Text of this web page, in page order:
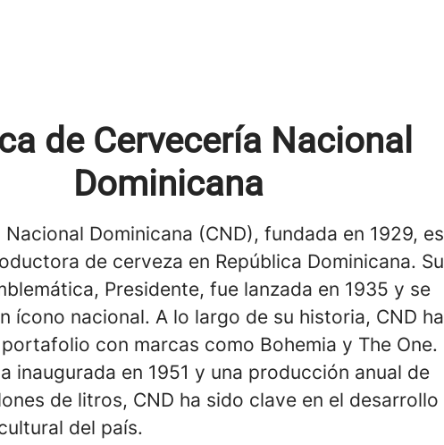
de Cervecería Nacional
Dominicana
Dominicana (CND), fundada en 1929, es
de cerveza en República Dominicana. Su
Presidente, fue lanzada en 1935 y se
ícono nacional. A lo largo de su historia, CND ha
con marcas como Bohemia y The One.
inaugurada en 1951 y una producción anual de
de litros, CND ha sido clave en el desarrollo
del país.